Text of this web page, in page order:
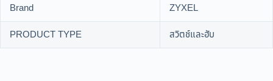
Brand
ZYXEL
PRODUCT TYPE
สวิตช์และฮับ